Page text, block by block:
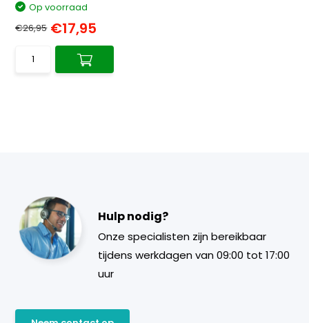
Op voorraad
€26,95 €17,95
Hulp nodig?
Onze specialisten zijn bereikbaar
tijdens werkdagen van 09:00 tot 17:00
uur